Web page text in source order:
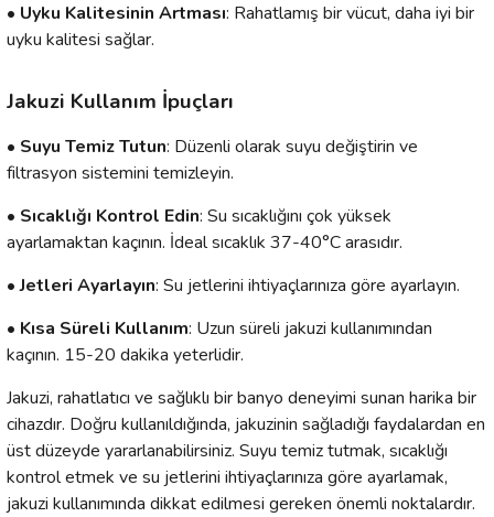
• Uyku Kalitesinin Artması: Rahatlamış bir vücut, daha iyi bir
uyku kalitesi sağlar.
Jakuzi Kullanım İpuçları
• Suyu Temiz Tutun: Düzenli olarak suyu değiştirin ve
filtrasyon sistemini temizleyin.
• Sıcaklığı Kontrol Edin: Su sıcaklığını çok yüksek
ayarlamaktan kaçının. İdeal sıcaklık 37-40°C arasıdır.
• Jetleri Ayarlayın: Su jetlerini ihtiyaçlarınıza göre ayarlayın.
• Kısa Süreli Kullanım: Uzun süreli jakuzi kullanımından
kaçının. 15-20 dakika yeterlidir.
Jakuzi, rahatlatıcı ve sağlıklı bir banyo deneyimi sunan harika bir
cihazdır. Doğru kullanıldığında, jakuzinin sağladığı faydalardan en
üst düzeyde yararlanabilirsiniz. Suyu temiz tutmak, sıcaklığı
kontrol etmek ve su jetlerini ihtiyaçlarınıza göre ayarlamak,
jakuzi kullanımında dikkat edilmesi gereken önemli noktalardır.